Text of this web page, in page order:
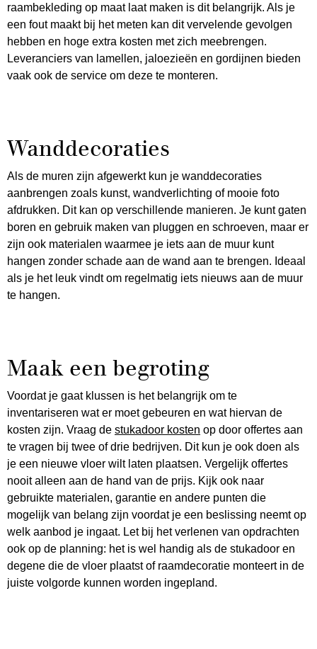
raambekleding op maat laat maken is dit belangrijk. Als je
een fout maakt bij het meten kan dit vervelende gevolgen
hebben en hoge extra kosten met zich meebrengen.
Leveranciers van lamellen, jaloezieën en gordijnen bieden
vaak ook de service om deze te monteren.
Wanddecoraties
Als de muren zijn afgewerkt kun je wanddecoraties
aanbrengen zoals kunst, wandverlichting of mooie foto
afdrukken. Dit kan op verschillende manieren. Je kunt gaten
boren en gebruik maken van pluggen en schroeven, maar er
zijn ook materialen waarmee je iets aan de muur kunt
hangen zonder schade aan de wand aan te brengen. Ideaal
als je het leuk vindt om regelmatig iets nieuws aan de muur
te hangen.
Maak een begroting
Voordat je gaat klussen is het belangrijk om te
inventariseren wat er moet gebeuren en wat hiervan de
kosten zijn. Vraag de stukadoor kosten op door offertes aan
te vragen bij twee of drie bedrijven. Dit kun je ook doen als
je een nieuwe vloer wilt laten plaatsen. Vergelijk offertes
nooit alleen aan de hand van de prijs. Kijk ook naar
gebruikte materialen, garantie en andere punten die
mogelijk van belang zijn voordat je een beslissing neemt op
welk aanbod je ingaat. Let bij het verlenen van opdrachten
ook op de planning: het is wel handig als de stukadoor en
degene die de vloer plaatst of raamdecoratie monteert in de
juiste volgorde kunnen worden ingepland.